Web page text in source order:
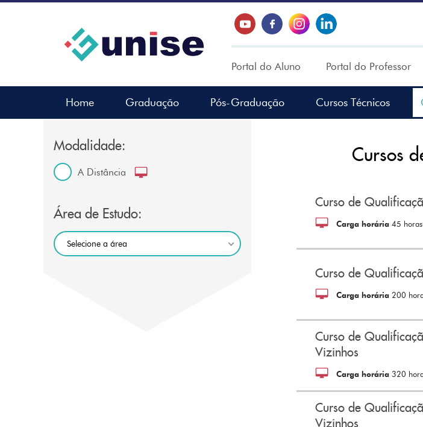
Portal do Aluno Portal do Professor
Home Graduação Pós-Graduação Cursos Técnicos
Modalidade:
A Distância
Área de Estudo:
Selecione a área
Cursos
Curso de
Carga horária45 horas
Curso de
Carga horária200
Curso de
Vizinhos
Carga horária320
Curso de
Vizinhos